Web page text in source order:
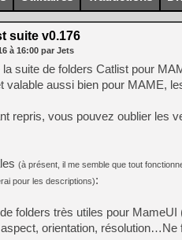
suite v0.176
à 16:00 par Jets
suite de folders Catlist pour
valable aussi bien pour MAME,
repris, vous pouvez oublier les
(à présent, il me semble que tout
pour les descriptions):
folders très utiles pour
orientation, résolution…Ne